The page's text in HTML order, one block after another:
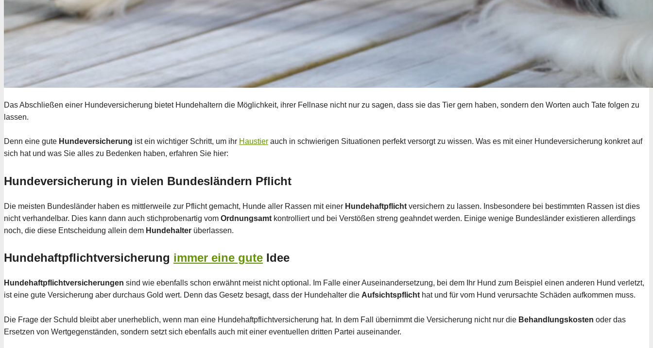
Das Abschließen einer Hundeversicherung bietet Hundehaltern die Möglichkeit, ihrer Fellnase nicht nur zu sagen, dass sie das Tier gern haben, sondern den Worten auch Tate folgen zu
lassen.
Denn eine gute Hundeversicherung ist ein wichtiger Schritt, um ihr Haustier auch in schwierigen Situationen perfekt versorgt zu wissen. Was es mit einer Hundeversicherung konkret auf
sich hat und was Sie alles zu Bedenken haben, erfahren Sie hier:
Hundeversicherung in vielen Bundesländern Pflicht
Die meisten Bundesländer haben es mittlerweile zur Pflicht gemacht, Hunde aller Rassen mit einer Hundehaftpflicht versichern zu lassen. Insbesondere bei bestimmten Rassen ist dies
nicht verhandelbar. Dies kann dann auch stichprobenartig vom Ordnungsamt kontrolliert und bei Verstößen streng geahndet werden. Einige wenige Bundesländer existieren allerdings
noch, die diese Entscheidung allein dem Hundehalter überlassen.
Hundehaftpflichtversicherung immer eine gute Idee
Hundehaftpflichtversicherungen sind wie ebenfalls schon erwähnt meist nicht optional. Im Falle einer Auseinandersetzung, bei dem Ihr Hund zum Beispiel einen anderen Hund verletzt,
ist eine gute Versicherung aber durchaus Gold wert. Denn das Gesetz besagt, dass der Hundehalter die Aufsichtspflicht hat und für vom Hund verursachte Schäden aufkommen muss.
Die Frage der Schuld bleibt aber unerheblich, wenn man eine Hundehaftpflichtversicherung hat. In dem Fall übernimmt die Versicherung nicht nur die Behandlungskosten oder das
Ersetzen von Wertgegenständen, sondern setzt sich ebenfalls auch mit einer eventuellen dritten Partei auseinander.